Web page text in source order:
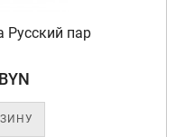
Русский пар